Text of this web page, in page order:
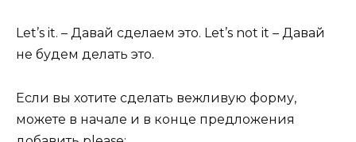
Let’s it. – Давай сделаем это. Let’s not it – Давай
не будем делать это.
Если вы хотите сделать вежливую форму,
можете в начале и в конце предложения